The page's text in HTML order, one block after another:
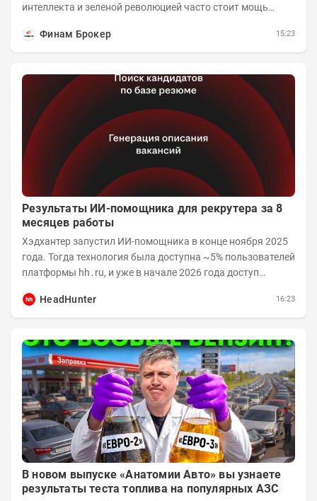
интеллекта и зеленой революцией часто стоит мощь
Финам Брокер
15:23
Результаты ИИ-помощника для рекрутера за 8
месяцев работы
Хэдхантер запустил ИИ-помощника в конце ноября 2025
года. Тогда технология была доступна ~5% пользователей
платформы hh․ru, и уже в начале 2026 года доступ
HeadHunter
16:23
В новом выпуске «Анатомии Авто» вы узнаете
результаты теста топлива на популярных АЗС